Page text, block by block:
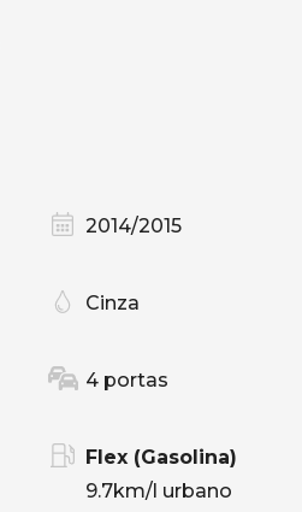
2014/2015
Cinza
4 portas
Flex (Gasolina)
9.7km/l urbano